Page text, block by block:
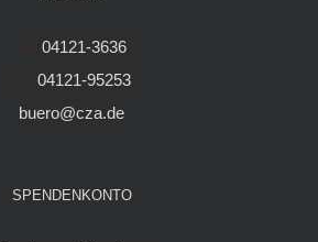
04121-3636
04121-95253
buero@cza.de
SPENDENKONTO